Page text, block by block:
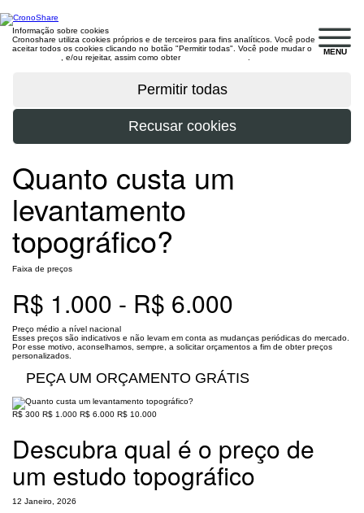
MENU
Informação sobre cookies
Cronoshare utiliza cookies próprios e de terceiros para fins analíticos. Você pode
aceitar todos os cookies clicando no botão "Permitir todas". Você pode mudar o
, e/ou rejeitar, assim como obter
Quanto custa um
levantamento
topográfico?
Faixa de preços
R$ 1.000 - R$ 6.000
Preço médio a nível nacional
Esses preços são indicativos e não levam em conta as mudanças periódicas do mercado.
Por esse motivo, aconselhamos, sempre, a solicitar orçamentos a fim de obter preços
personalizados.
PEÇA UM ORÇAMENTO GRÁTIS
R$ 300 R$ 1.000 R$ 6.000 R$ 10.000
Descubra qual é o preço de
um estudo topográfico
12 Janeiro, 2026